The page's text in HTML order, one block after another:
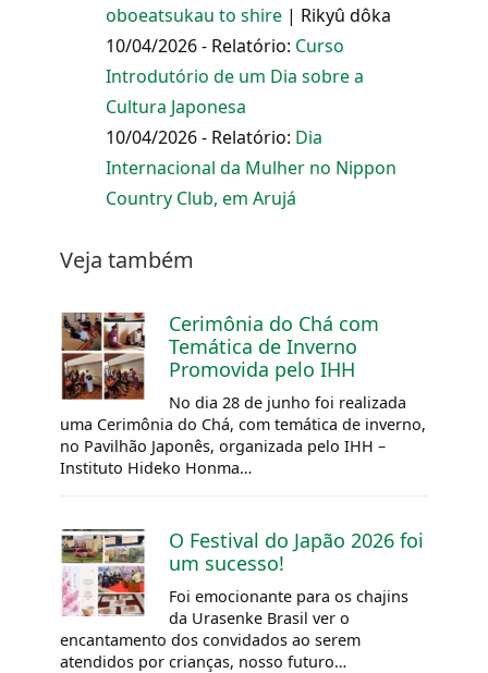
oboeatsukau to shire | Rikyû dôka
10/04/2026 - Relatório: Curso
Introdutório de um Dia sobre a
Cultura Japonesa
10/04/2026 - Relatório: Dia
Internacional da Mulher no Nippon
Country Club, em Arujá
Veja também
Cerimônia do Chá com
Temática de Inverno
Promovida pelo IHH
No dia 28 de junho foi realizada
uma Cerimônia do Chá, com temática de inverno,
no Pavilhão Japonês, organizada pelo IHH –
Instituto Hideko Honma…
O Festival do Japão 2026 foi
um sucesso!
Foi emocionante para os chajins
da Urasenke Brasil ver o
encantamento dos convidados ao serem
atendidos por crianças, nosso futuro…